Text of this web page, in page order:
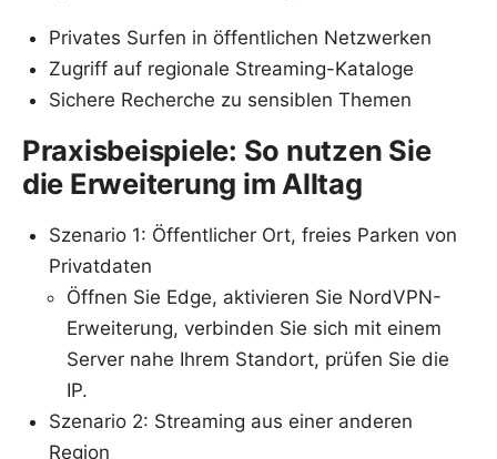
Privates Surfen in öffentlichen Netzwerken
Zugriff auf regionale Streaming-Kataloge
Sichere Recherche zu sensiblen Themen
Praxisbeispiele: So nutzen Sie
die Erweiterung im Alltag
Szenario 1: Öffentlicher Ort, freies Parken von
Privatdaten
Öffnen Sie Edge, aktivieren Sie NordVPN-
Erweiterung, verbinden Sie sich mit einem
Server nahe Ihrem Standort, prüfen Sie die
IP.
Szenario 2: Streaming aus einer anderen
Region